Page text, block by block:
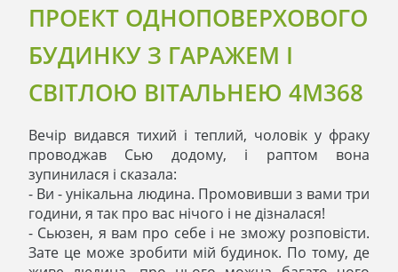
ПРОЕКТ ОДНОПОВЕРХОВОГО
БУДИНКУ З ГАРАЖЕМ І
СВІТЛОЮ ВІТАЛЬНЕЮ 4M368
Вечір видався тихий і теплий, чоловік у фраку
проводжав Сью додому, і раптом вона
зупинилася і сказала:
- Ви - унікальна людина. Промовивши з вами три
години, я так про вас нічого і не дізналася!
- Сьюзен, я вам про себе і не зможу розповісти.
Зате це може зробити мій будинок. По тому, де